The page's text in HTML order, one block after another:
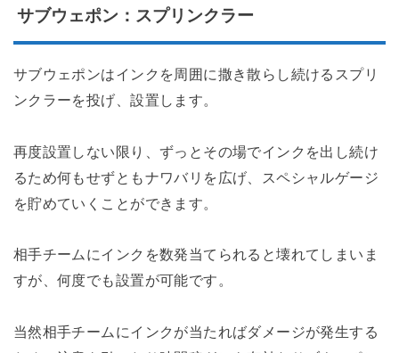
サブウェポン：スプリンクラー
サブウェポンはインクを周囲に撒き散らし続けるスプリ
ンクラーを投げ、設置します。
再度設置しない限り、ずっとその場でインクを出し続け
るため何もせずともナワバリを広げ、スペシャルゲージ
を貯めていくことができます。
相手チームにインクを数発当てられると壊れてしまいま
すが、何度でも設置が可能です。
当然相手チームにインクが当たればダメージが発生する